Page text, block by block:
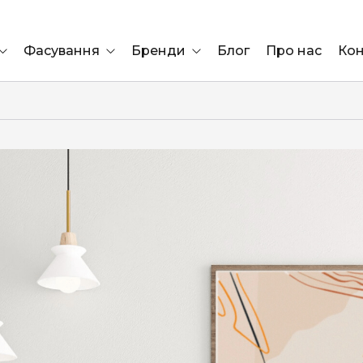
Фасування Бренди Блог Про нас